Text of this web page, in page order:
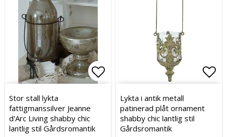
Lägg till i favoritlistan
Stor stall lykta
fattigmanssilver Jeanne
d'Arc Living shabby chic
lantlig stil Gårdsromantik
Lykta i antik metall
patinerad plåt ornament
shabby chic lantlig stil
Gårdsromantik